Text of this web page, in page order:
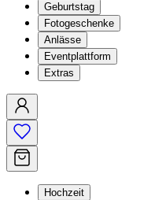
Geburtstag
Fotogeschenke
Anlässe
Eventplattform
Extras
Hochzeit